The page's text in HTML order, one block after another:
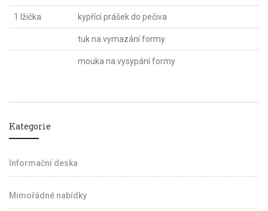
1 lžička kypřící prášek do pečiva
tuk na vymazání formy
mouka na vysypání formy
Kategorie
Informační deska
Mimořádné nabídky